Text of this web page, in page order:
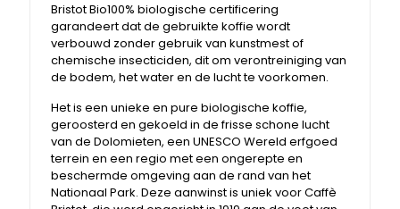
Bristot Bio100% biologische certificering
garandeert dat de gebruikte koffie wordt
verbouwd zonder gebruik van kunstmest of
chemische insecticiden, dit om verontreiniging van
de bodem, het water en de lucht te voorkomen.
Het is een unieke en pure biologische koffie,
geroosterd en gekoeld in de frisse schone lucht
van de Dolomieten, een UNESCO Wereld erfgoed
terrein en een regio met een ongerepte en
beschermde omgeving aan de rand van het
Nationaal Park. Deze aanwinst is uniek voor Caffè